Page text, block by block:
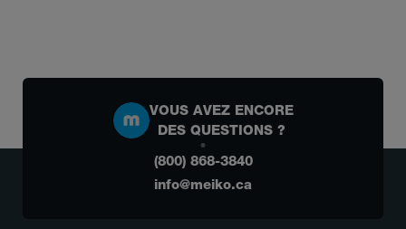
VOUS AVEZ ENCORE
DES QUESTIONS ?
(800) 868-3840
info@meiko.ca